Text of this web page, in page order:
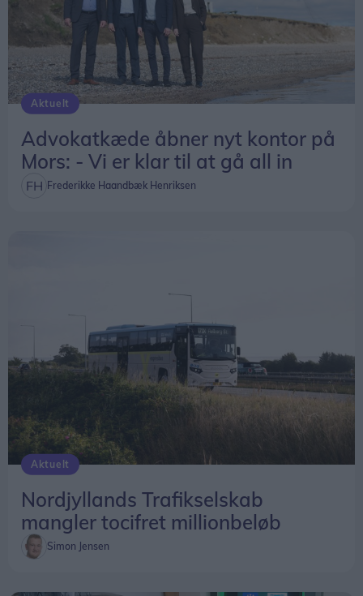
Aktuelt
Advokatkæde åbner nyt kontor på
Mors: - Vi er klar til at gå all in
Frederikke Haandbæk Henriksen
Aktuelt
Nordjyllands Trafikselskab
mangler tocifret millionbeløb
Simon Jensen